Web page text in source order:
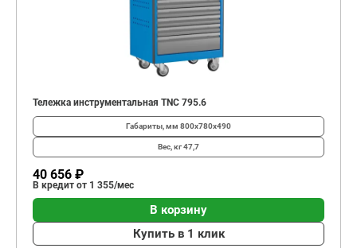
Тележка инструментальная TNC 795.6
Габариты, мм 800x780x490
Вес, кг47,7
40 656 ₽
В кредит от 1 355/мес
В корзину
Купить в 1 клик